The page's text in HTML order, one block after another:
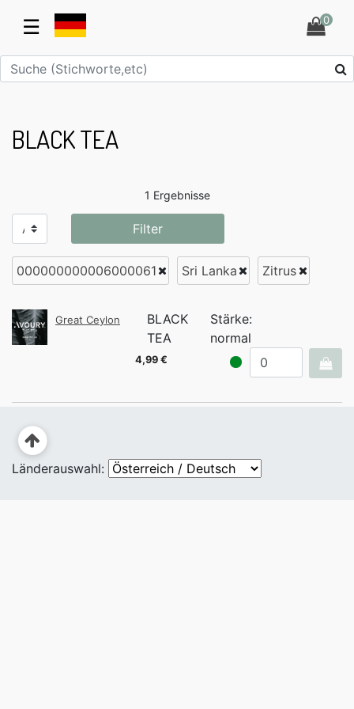
☰ 0
BLACK TEA
1 Ergebnisse
Filter
000000000006000061 Sri Lanka Zitrus
Great Ceylon
BLACK
TEA
Stärke:
normal
4,99 €
Länderauswahl: